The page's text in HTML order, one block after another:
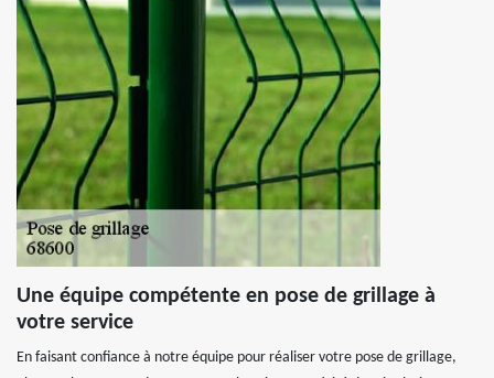
Une équipe compétente en pose de grillage à
votre service
En faisant confiance à notre équipe pour réaliser votre pose de grillage,